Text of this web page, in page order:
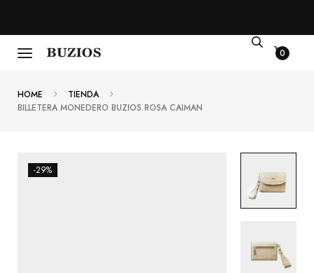
0
HOME
TIENDA
BILLETERA MONEDERO BUZIOS ROSA CAIMAN
-29%